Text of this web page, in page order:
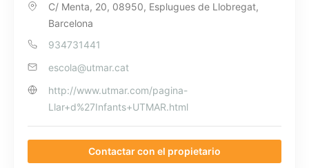
C/ Menta, 20, 08950, Esplugues de Llobregat,
Barcelona
934731441
escola@utmar.cat
http://www.utmar.com/pagina-
Llar+d%27Infants+UTMAR.html
Contactar con el propietario